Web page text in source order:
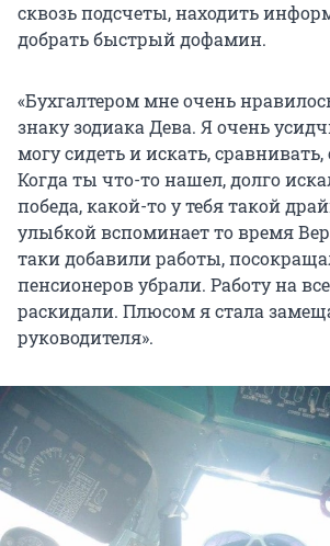
сквозь подсчеты, находить
добрать быстрый дофамин.
«Бухгалтером мне очень
знаку зодиака Дева. Я очень
могу сидеть и искать, сравнивать,
Когда ты что-то нашел, долго
победа, какой-то у тебя такой
улыбкой вспоминает то время
таки добавили работы,
пенсионеров убрали. Работу на
раскидали. Плюсом я стала
руководителя».